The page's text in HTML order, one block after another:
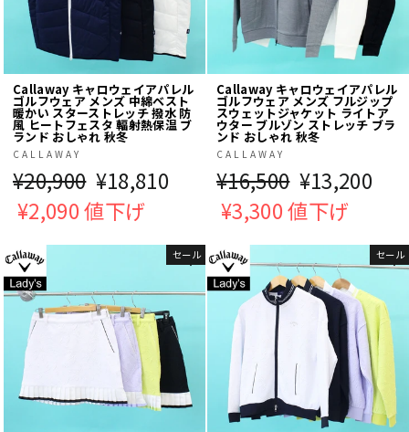
Callaway キャロウェイアパレル
ゴルフウェア メンズ 中綿ベスト
暖かい スターストレッチ 撥水 防
風 ヒートフェスタ 輻射熱保温 ブ
ランド おしゃれ 秋冬
CALLAWAY
通
常
格
¥20,900 販
売
価
¥18,810
¥2,090 値下げ
Callaway キャロウェイアパレル
ゴルフウェア メンズ フルジップ
スウェットジャケット ライトア
ウター ブルゾン ストレッチ ブラ
ンド おしゃれ 秋冬
CALLAWAY
通
常
格
¥16,500 販
売
価
格
¥13,200
¥3,300 値下げ
セール セール